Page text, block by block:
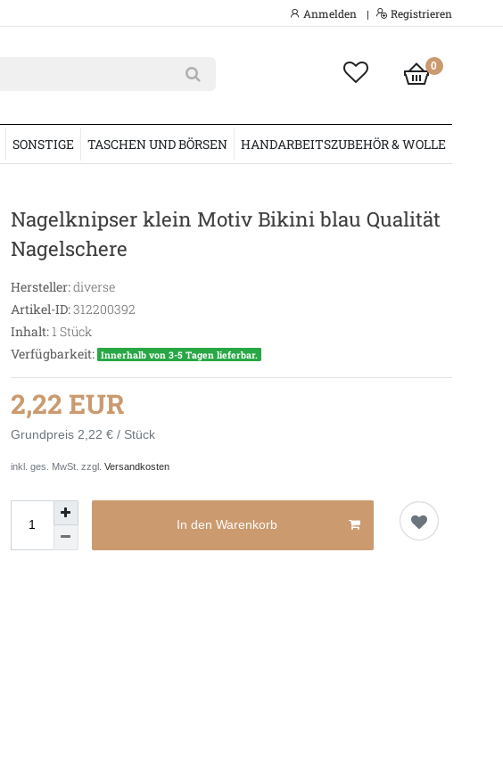
Anmelden | Registrieren
0
SONSTIGE TASCHEN UND BÖRSEN HANDARBEITSZUBEHÖR & WOLLE
Nagelknipser klein Motiv Bikini blau Qualität
Nagelschere
Hersteller:diverse
Artikel-ID:312200392
Inhalt:1 Stück
Verfügbarkeit: Innerhalb von 3-5 Tagen lieferbar.
2,22 EUR
Grundpreis 2,22 € / Stück
inkl. ges. MwSt. zzgl. Versandkosten
In den Warenkorb